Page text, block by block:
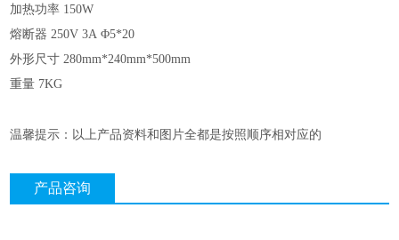
加热功率 150W
熔断器 250V 3A Φ5*20
外形尺寸 280mm*240mm*500mm
重量 7KG
温馨提示：以上产品资料和图片全都是按照顺序相对应的
产品咨询